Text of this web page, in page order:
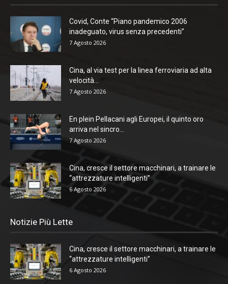
Covid, Conte “Piano pandemico 2006
inadeguato, virus senza precedenti”
7 Agosto 2026
Cina, al via test per la linea ferroviaria ad alta
velocità...
7 Agosto 2026
En plein Pellacani agli Europei, il quinto oro
arriva nel sincro...
7 Agosto 2026
Cina, cresce il settore macchinari, a trainare le
“attrezzature intelligenti”
6 Agosto 2026
Notizie Più Lette
Cina, cresce il settore macchinari, a trainare le
“attrezzature intelligenti”
6 Agosto 2026